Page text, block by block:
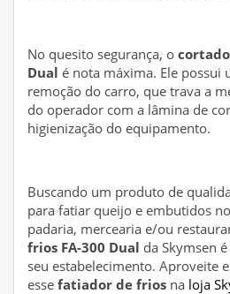
No quesito segurança, o
Dual é nota máxima. Ele possui
remoção do carro, que trava a
do operador com a lâmina de
higienização do equipamento.
Buscando um produto de
para fatiar queijo e embutidos
padaria, mercearia e/ou
frios FA-300 Dual da Skymsen
seu estabelecimento. Aproveite
esse fatiador de frios na loja